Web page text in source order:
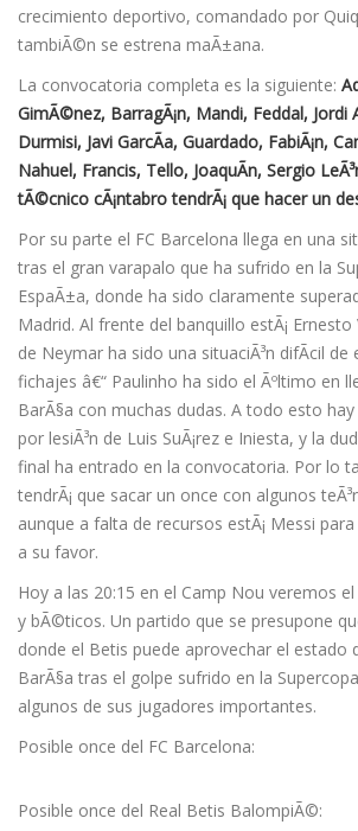
crecimiento deportivo, comandado por
tambiÃ©n se estrena maÃ±ana.
La convocatoria completa es la siguiente:
GimÃ©nez, BarragÃ¡n, Mandi, Feddal, Jordi
Durmisi, Javi GarcÃ­a, Guardado, FabiÃ¡n,
Nahuel, Francis, Tello, JoaquÃ­n, Sergio
tÃ©cnico cÃ¡ntabro tendrÃ¡ que hacer un
Por su parte el FC Barcelona llega en una
tras el gran varapalo que ha sufrido en la
EspaÃ±a, donde ha sido claramente
Madrid. Al frente del banquillo estÃ¡ Ernesto
de Neymar ha sido una situaciÃ³n difÃ­cil
fichajes â€“ Paulinho ha sido el Ãºltimo en
BarÃ§a con muchas dudas. A todo esto
por lesiÃ³n de Luis SuÃ¡rez e Iniesta, y la
final ha entrado en la convocatoria. Por lo
tendrÃ¡ que sacar un once con algunos
aunque a falta de recursos estÃ¡ Messi
a su favor.
Hoy a las 20:15 en el Camp Nou veremos
y bÃ©ticos. Un partido que se presupone
donde el Betis puede aprovechar el estado
BarÃ§a tras el golpe sufrido en la
algunos de sus jugadores importantes.
Posible once del FC Barcelona:
Posible once del Real Betis BalompiÃ©: